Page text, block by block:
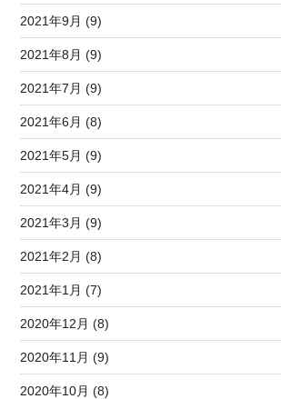
2021年9月 (9)
2021年8月 (9)
2021年7月 (9)
2021年6月 (8)
2021年5月 (9)
2021年4月 (9)
2021年3月 (9)
2021年2月 (8)
2021年1月 (7)
2020年12月 (8)
2020年11月 (9)
2020年10月 (8)